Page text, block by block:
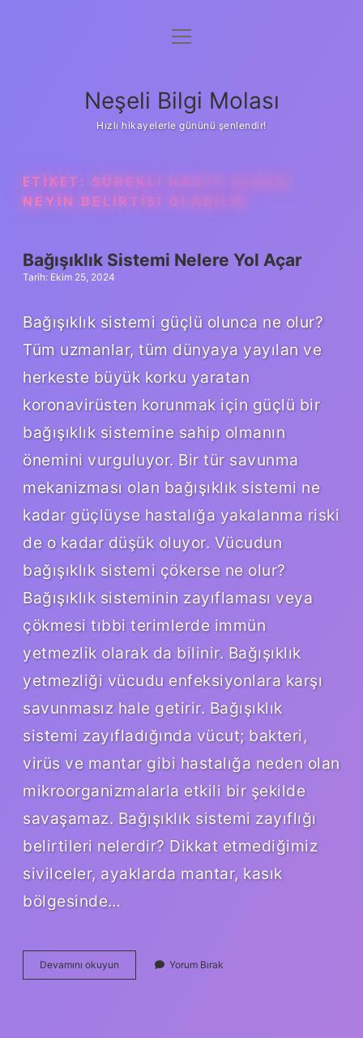
Anasayfa
Yasal Uyarı
menüyü
Neşeli Bilgi Molası
Hızlı hikayelerle gününü şenlendir!
ETIKET: SÜREKLI HASTA OLMAK
NEYIN BELIRTISI OLABILIR
Bağışıklık Sistemi Nelere Yol Açar
Tarih: Ekim 25, 2024
Bağışıklık sistemi güçlü olunca ne olur?
Tüm uzmanlar, tüm dünyaya yayılan ve
herkeste büyük korku yaratan
koronavirüsten korunmak için güçlü bir
bağışıklık sistemine sahip olmanın
önemini vurguluyor. Bir tür savunma
mekanizması olan bağışıklık sistemi ne
kadar güçlüyse hastalığa yakalanma riski
de o kadar düşük oluyor. Vücudun
bağışıklık sistemi çökerse ne olur?
Bağışıklık sisteminin zayıflaması veya
çökmesi tıbbi terimlerde immün
yetmezlik olarak da bilinir. Bağışıklık
yetmezliği vücudu enfeksiyonlara karşı
savunmasız hale getirir. Bağışıklık
sistemi zayıfladığında vücut; bakteri,
virüs ve mantar gibi hastalığa neden olan
mikroorganizmalarla etkili bir şekilde
savaşamaz. Bağışıklık sistemi zayıflığı
belirtileri nelerdir? Dikkat etmediğimiz
sivilceler, ayaklarda mantar, kasık
bölgesinde…
Devamını okuyun Bağışıklık
Sistemi
Yorum Bırak